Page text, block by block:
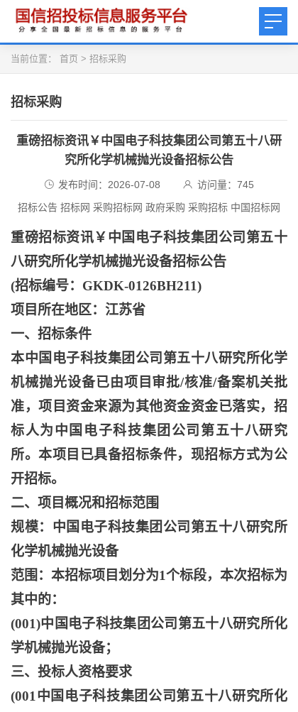
当前位置： 首页 > 招标采购
招标采购
重磅招标资讯￥中国电子科技集团公司第五十八研
究所化学机械抛光设备招标公告
发布时间：2026-07-08 访问量： 745
招标公告 招标网 采购招标网 政府采购 采购招标 中国招标网
重磅招标资讯￥中国电子科技集团公司第五十
八研究所化学机械抛光设备招标公告
(招标编号：GKDK-0126BH211)
项目所在地区：江苏省
一、招标条件
本中国电子科技集团公司第五十八研究所化学
机械抛光设备已由项目审批/核准/备案机关批
准，项目资金来源为其他资金资金已落实，招
标人为中国电子科技集团公司第五十八研究
所。本项目已具备招标条件，现招标方式为公
开招标。
二、项目概况和招标范围
规模：中国电子科技集团公司第五十八研究所
化学机械抛光设备
范围：本招标项目划分为1个标段，本次招标为
其中的：
(001)中国电子科技集团公司第五十八研究所化
学机械抛光设备；
三、投标人资格要求
(001中国电子科技集团公司第五十八研究所化